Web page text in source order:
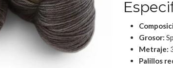
Grosor:
Metraje:
Palillos